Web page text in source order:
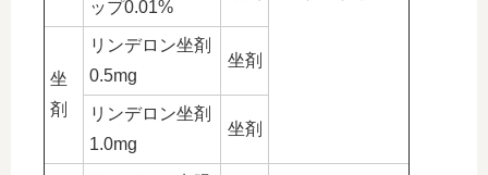
ップ0.01%
坐
剤
リンデロン坐剤
0.5mg
坐剤
リンデロン坐剤
1.0mg
坐剤